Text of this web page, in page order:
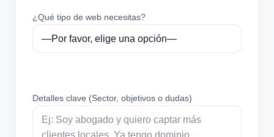
¿Qué tipo de web necesitas?
Detalles clave (Sector, objetivos o dudas)